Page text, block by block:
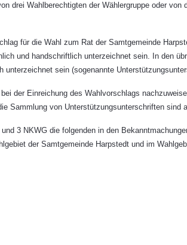
drei Wahlberechtigten der Wählergruppe oder
für die Wahl zum Rat der Samtgemeinde
und handschriftlich unterzeichnet sein. In den
sein (sogenannte
der Einreichung des Wahlvorschlags
Sammlung von Unterstützungsunterschriften sind
3 NKWG die folgenden in den
der Samtgemeinde Harpstedt und im